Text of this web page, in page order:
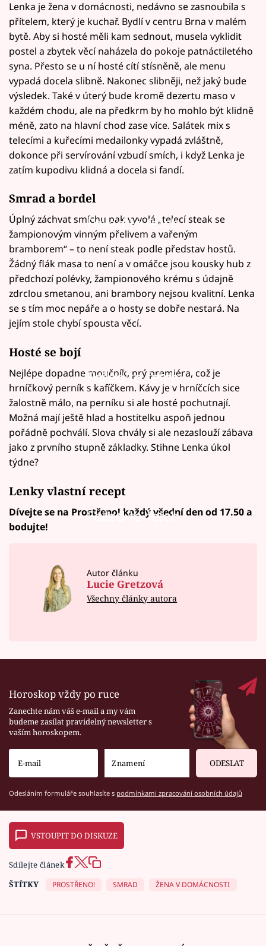
Lenka je žena v domácnosti, nedávno se zasnoubila s
přítelem, který je kuchař. Bydlí v centru Brna v malém
bytě. Aby si hosté měli kam sednout, musela vyklidit
postel a zbytek věcí naházela do pokoje patnáctiletého
syna. Přesto se u ní hosté cítí stísněně, ale menu
vypadá docela slibně. Nakonec slibněji, než jaký bude
výsledek. Také v úterý bude kromě dezertu maso v
každém chodu, ale na předkrm by ho mohlo být klidně
méně, zato na hlavní chod zase více. Salátek mix s
telecími a kuřecími medailonky vypadá zvláštně,
dokonce při servírování vzbudí smích, i když Lenka je
zatím kupodivu klidná a docela si fandí.
Smrad a bordel
Failed to fetch
Úplný záchvat smíchu pak vyvolá „telecí steak se
žampionovým vinným přelivem a vařeným
bramborem“ – to není steak podle představ hostů.
Žádný flák masa to není a v omáčce jsou kousky hub z
předchozí polévky, žampionového krému s údajně
zdrclou smetanou, ani brambory nejsou kvalitní. Lenka
se s tím moc nepáře a o hosty se dobře nestará. Na
jejím stole chybí spousta věcí.
Hosté se bojí
Failed to fetch
Nejlépe dopadne moučník, prý premiéra, což je
hrníčkový perník s kafíčkem. Kávy je v hrníčcích sice
žalostně málo, na perníku si ale hosté pochutnají.
Možná mají ještě hlad a hostitelku aspoň jednou
pořádně pochválí. Slova chvály si ale nezaslouží zábava
jako z prvního stupně základky. Stihne Lenka úkol
týdne?
Lenky vlastní recept
Failed to fetch
Dívejte se na Prostřeno! každý všední den od 17.50 a
bodujte!
Autor článku
Lucie Gretzová
Všechny články autora
Horoskop vždy po ruce
Zanechte nám váš e-mail a my vám
budeme zasílat pravidelný newsletter s
vaším horoskopem.
ODESLAT
Odesláním formuláře souhlasíte s podmínkami zpracování osobních údajů
VSTOUPIT DO DISKUZE
Sdílejte článek
ŠTÍTKY
PROSTŘENO! SMRAD ŽENA V DOMÁCNOSTI